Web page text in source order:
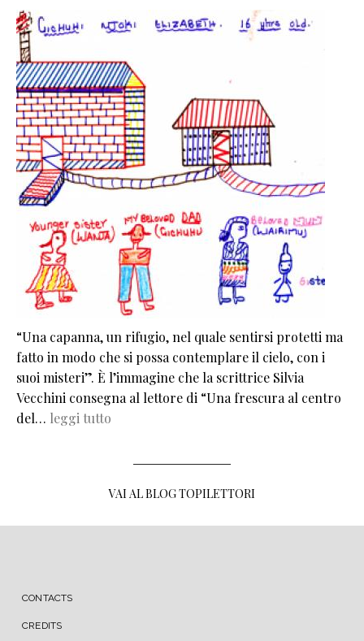
“Una capanna, un rifugio, nel quale sentirsi protetti ma
fatto in modo che si possa contemplare il cielo, con i
suoi misteri”. È l’immagine che la scrittrice Silvia
Vecchini consegna al lettore di “Una frescura al centro
del… leggi tutto
VAI AL BLOG TOPILETTORI
MENU FOOTER
CONTACTS
CREDITS